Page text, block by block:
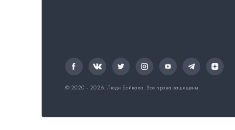
© 2020 - 2026. Люди Байкала . Все права защищены.